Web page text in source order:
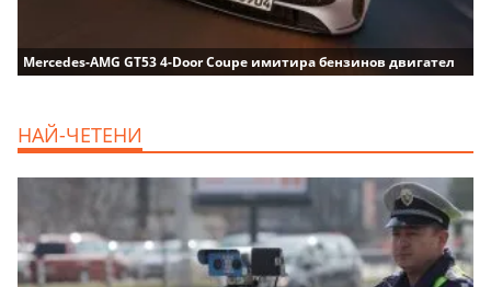
Mercedes-AMG GT53 4-Door Coupe имитира бензинов двигател
НАЙ-ЧЕТЕНИ